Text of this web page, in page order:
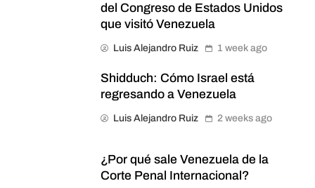
del Congreso de Estados Unidos
que visitó Venezuela
Luis Alejandro Ruiz 1 week ago
Shidduch: Cómo Israel está
regresando a Venezuela
Luis Alejandro Ruiz 2 weeks ago
¿Por qué sale Venezuela de la
Corte Penal Internacional?